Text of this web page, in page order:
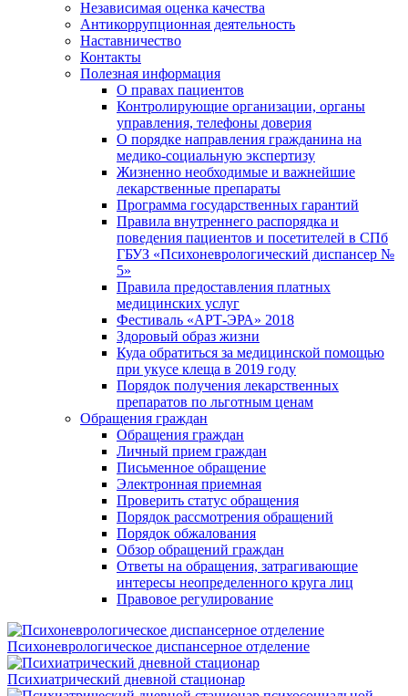
Независимая оценка качества
Антикоррупционная деятельность
Наставничество
Контакты
Полезная информация
О правах пациентов
Контролирующие организации, органы
управления, телефоны доверия
О порядке направления гражданина на
медико-социальную экспертизу
Жизненно необходимые и важнейшие
лекарственные препараты
Программа государственных гарантий
Правила внутреннего распорядка и
поведения пациентов и посетителей в СПб
ГБУЗ «Психоневрологический диспансер №
5»
Правила предоставления платных
медицинских услуг
Фестиваль «АРТ-ЭРА» 2018
Здоровый образ жизни
Куда обратиться за медицинской помощью
при укусе клеща в 2019 году
Порядок получения лекарственных
препаратов по льготным ценам
Обращения граждан
Обращения граждан
Личный прием граждан
Письменное обращение
Электронная приемная
Проверить статус обращения
Порядок рассмотрения обращений
Порядок обжалования
Обзор обращений граждан
Ответы на обращения, затрагивающие
интересы неопределенного круга лиц
Правовое регулирование
Психоневрологическое диспансерное отделение
Психиатрический дневной стационар